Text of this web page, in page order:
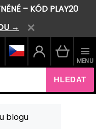
– KÓD PLAY20
→
HLEDAT
MENU
blogu